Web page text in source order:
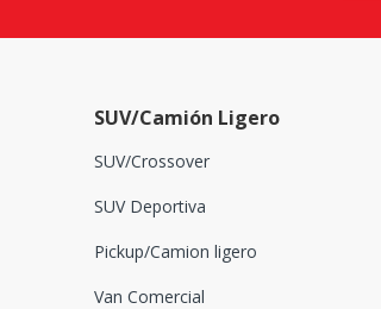
SUV/Camión Ligero
SUV/Crossover
SUV Deportiva
Pickup/Camion ligero
Van Comercial